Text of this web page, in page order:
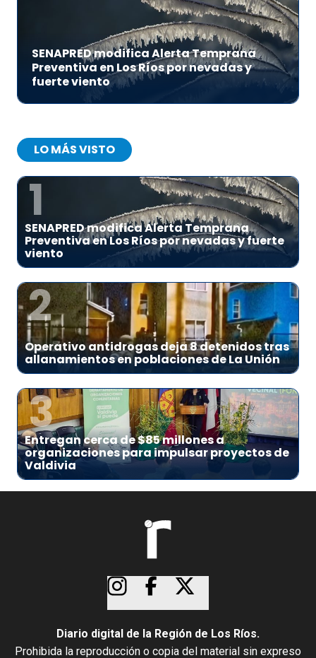
SENAPRED modifica Alerta Temprana
Preventiva en Los Ríos por nevadas y
fuerte viento
LO MÁS VISTO
1
SENAPRED modifica Alerta Temprana
Preventiva en Los Ríos por nevadas y fuerte
viento
2
Operativo antidrogas deja 8 detenidos tras
allanamientos en poblaciones de La Unión
3
Entregan cerca de $85 millones a
organizaciones para impulsar proyectos de
Valdivia
Diario digital de la Región de Los Ríos.
Prohibida la reproducción o copia del material sin expreso